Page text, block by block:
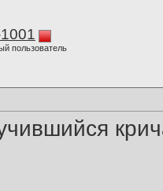
пользователь